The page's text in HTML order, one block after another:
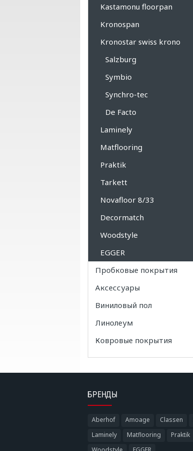
Kastamonu floorpan
Kronospan
Kronostar swiss krono
Salzburg
Symbio
Synchro-tec
De Facto
Laminely
Matflooring
Praktik
Tarkett
Novafloor 8/33
Decormatch
Woodstyle
EGGER
Пробковые покрытия
Аксессуары
Виниловый пол
Линолеум
Ковровые покрытия
БРЕНДЫ
Aberhof Amoage Classen
Laminely
Matflooring Praktik